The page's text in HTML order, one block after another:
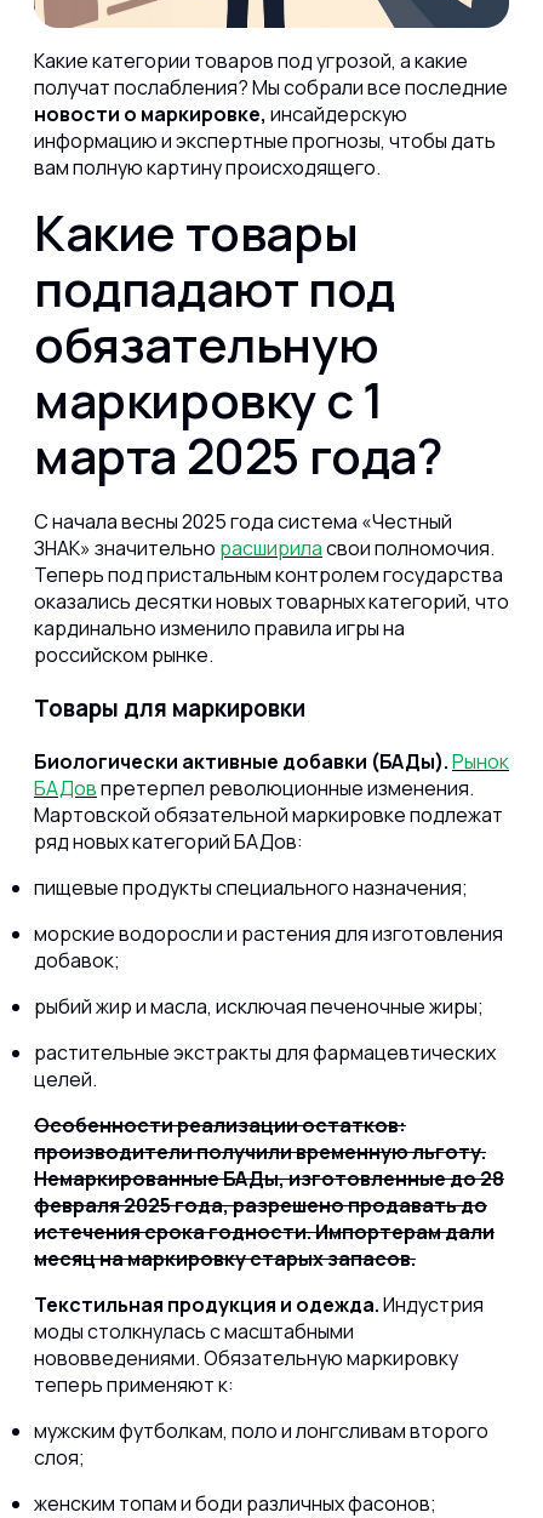
Какие категории товаров под угрозой, а какие
получат послабления? Мы собрали все последние
новости о маркировке, инсайдерскую
информацию и экспертные прогнозы, чтобы дать
вам полную картину происходящего.
Какие товары
подпадают под
обязательную
маркировку с 1
марта 2025 года?
С начала весны 2025 года система «Честный
ЗНАК» значительно расшириласвои полномочия.
Теперь под пристальным контролем государства
оказались десятки новых товарных категорий, что
кардинально изменило правила игры на
российском рынке.
Товары для маркировки
Биологически активные добавки (БАДы).Рынок
БАДовпретерпел революционные изменения.
Мартовской обязательной маркировке подлежат
ряд новых категорий БАДов:
пищевые продукты специального назначения;
морские водоросли и растения для изготовления
добавок;
рыбий жир и масла, исключая печеночные жиры;
растительные экстракты для фармацевтических
целей.
Особенности реализации остатков:
производители получили временную льготу.
Немаркированные БАДы, изготовленные до 28
февраля 2025 года, разрешено продавать до
истечения срока годности. Импортерам дали
месяц на маркировку старых запасов.
Текстильная продукция и одежда.Индустрия
моды столкнулась с масштабными
нововведениями. Обязательную маркировку
теперь применяют к:
мужским футболкам, поло и лонгсливам второго
слоя;
женским топам и боди различных фасонов;